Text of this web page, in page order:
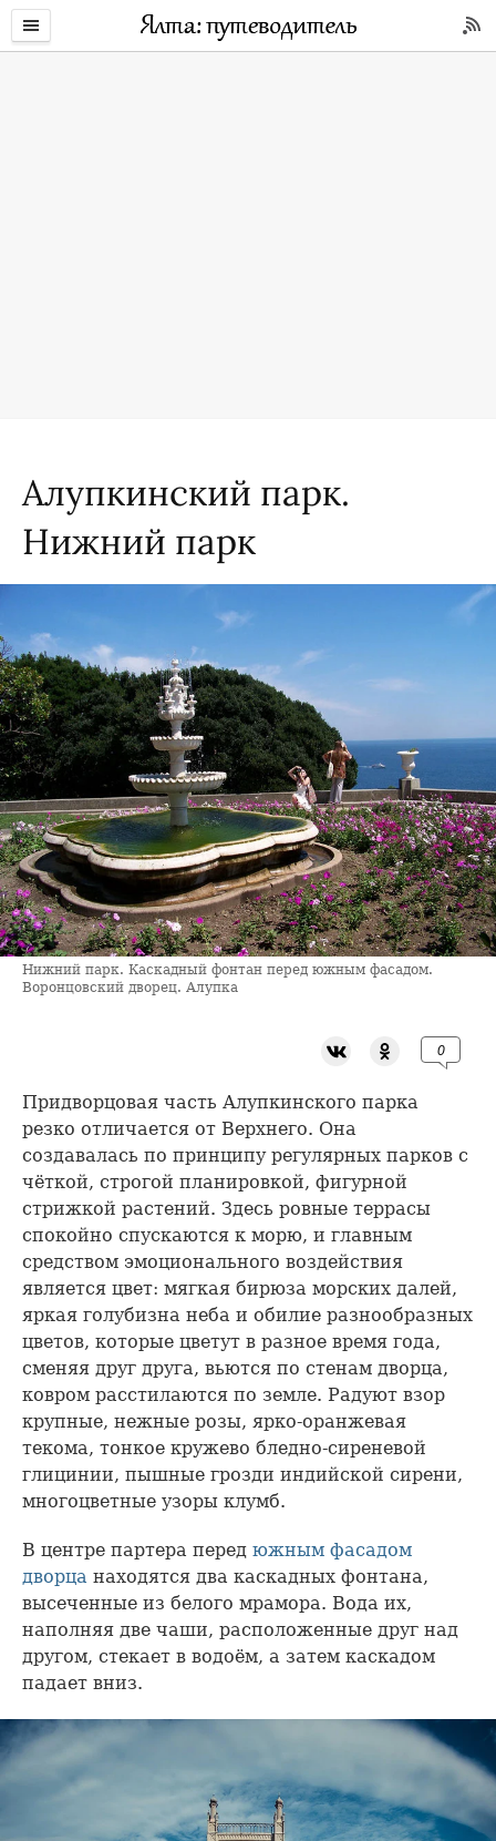
Алупкинский парк.
Нижний парк
Нижний парк. Каскадный фонтан перед южным фасадом.
Воронцовский дворец. Алупка
0
Придворцовая часть Алупкинского парка
резко отличается от Верхнего. Она
создавалась по принципу регулярных парков с
чёткой, строгой планировкой, фигурной
стрижкой растений. Здесь ровные террасы
спокойно спускаются к морю, и главным
средством эмоционального воздействия
является цвет: мягкая бирюза морских далей,
яркая голубизна неба и обилие разнообразных
цветов, которые цветут в разное время года,
сменяя друг друга, вьются по стенам дворца,
ковром расстилаются по земле. Радуют взор
крупные, нежные розы, ярко-оранжевая
текома, тонкое кружево бледно-сиреневой
глицинии, пышные грозди индийской сирени,
многоцветные узоры клумб.
В центре партера перед южным фасадом
дворца находятся два каскадных фонтана,
высеченные из белого мрамора. Вода их,
наполняя две чаши, расположенные друг над
другом, стекает в водоём, а затем каскадом
падает вниз.